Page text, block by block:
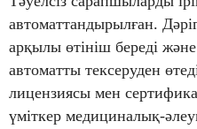
автоматтандырылған.
арқылы өтініш береді
автоматты тексеруден
лицензиясы мен
үміткер медициналық-